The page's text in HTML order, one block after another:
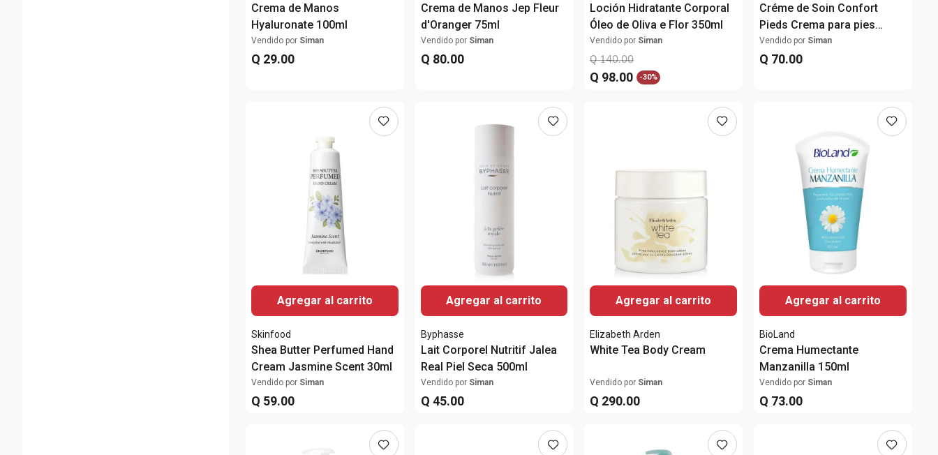
Crema de Manos
Hyaluronate 100ml
Vendido por Siman
Q 29.00
Crema de Manos Jep Fleur
d'Oranger 75ml
Vendido por Siman
Q 80.00
Loción Hidratante Corporal
Óleo de Oliva e Flor 350ml
Vendido por Siman
Q 140.00
Q 98.00 -30%
Créme de Soin Confort
Pieds Crema para pies
150ml
Vendido por Siman
Q 70.00
Agregar al carrito
Skinfood
Shea Butter Perfumed Hand
Cream Jasmine Scent 30ml
Vendido por Siman
Q 59.00
Agregar al carrito
Byphasse
Lait Corporel Nutritif Jalea
Real Piel Seca 500ml
Vendido por Siman
Q 45.00
Agregar al carrito
Elizabeth Arden
White Tea Body Cream
Vendido por Siman
Q 290.00
Agregar al carrito
BioLand
Crema Humectante
Manzanilla 150ml
Vendido por Siman
Q 73.00